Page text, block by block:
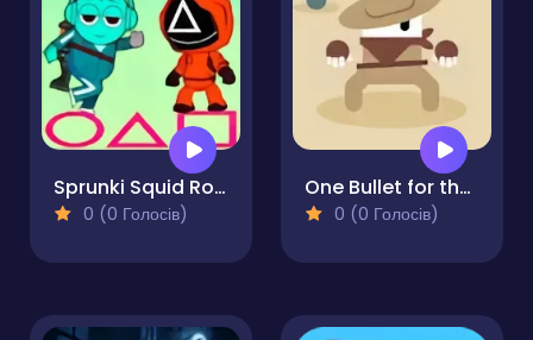
Sprunki Squid Rocket Launcher
0 (0 Голосів)
One Bullet for the West
0 (0 Голосів)